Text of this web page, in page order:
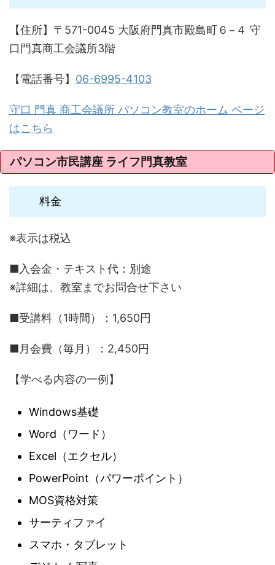
【住所】〒571-0045 大阪府門真市殿島町６−４ 守
口門真商工会議所3階
【電話番号】 06-6995-4103
守口 門真 商工会議所 パソコン教室のホーム ページ
はこちら
パソコン市民講座 ライフ門真教室
料金
※表示は税込
■入会金・テキスト代：別途
※詳細は、教室までお問合せ下さい
■受講料（1時間）：1,650円
■月会費（毎月）：2,450円
【学べる内容の一例】
Windows基礎
Word（ワード）
Excel（エクセル）
PowerPoint（パワーポイント）
MOS資格対策
サーティファイ
スマホ・タブレット